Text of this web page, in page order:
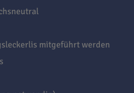
mitgeführt werden